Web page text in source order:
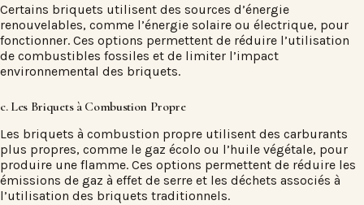
Certains briquets utilisent des sources d’énergie
renouvelables, comme l’énergie solaire ou électrique, pour
fonctionner. Ces options permettent de réduire l’utilisation
de combustibles fossiles et de limiter l’impact
environnemental des briquets.
c. Les Briquets à Combustion Propre
Les briquets à combustion propre utilisent des carburants
plus propres, comme le gaz écolo ou l’huile végétale, pour
produire une flamme. Ces options permettent de réduire les
émissions de gaz à effet de serre et les déchets associés à
l’utilisation des briquets traditionnels.